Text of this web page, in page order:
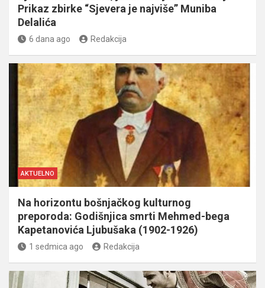
Prikaz zbirke “Sjevera je najviše” Muniba
Delalića
6 dana ago Redakcija
AKTUELNO
Na horizontu bošnjačkog kulturnog
preporoda: Godišnjica smrti Mehmed-bega
Kapetanovića Ljubušaka (1902-1926)
1 sedmica ago Redakcija